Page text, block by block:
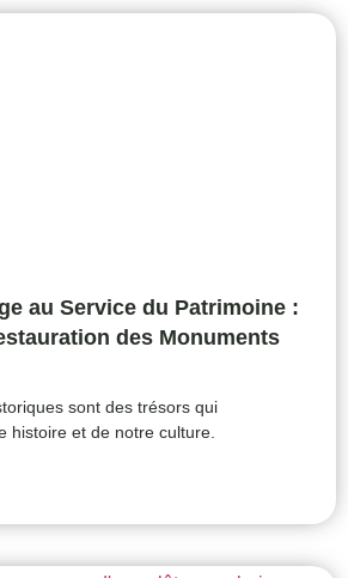
au Service du Patrimoine :
des Monuments
sont des trésors qui
histoire et de notre culture.